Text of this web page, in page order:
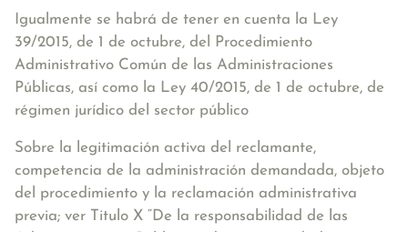
Igualmente se habrá de tener en cuenta la Ley
39/2015, de 1 de octubre, del Procedimiento
Administrativo Común de las Administraciones
Públicas, así como la Ley 40/2015, de 1 de octubre, de
régimen jurídico del sector público
Sobre la legitimación activa del reclamante,
competencia de la administración demandada, objeto
del procedimiento y la reclamación administrativa
previa; ver Titulo X “De la responsabilidad de las